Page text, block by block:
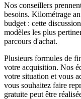
Nos conseillers
besoins. Kilométrage
budget : cette
modèles les plus
parcours d'achat.
Plusieurs formules de
votre acquisition. Nos
votre situation et vous
vous souhaitez faire
gratuite peut être